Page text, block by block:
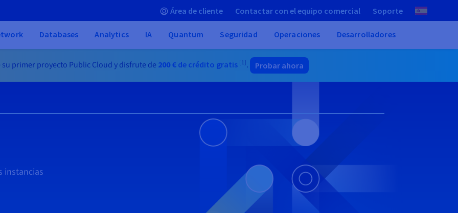
Área de cliente Contactar con el equipo comercial Soporte
Databases Analytics IA Quantum Seguridad Operaciones Desarrolladores
su primer proyecto Public Cloud y disfrute de 200 € de crédito gratis [1]. Probar ahora
instancias